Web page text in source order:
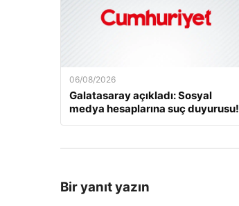
06/08/2026
Galatasaray açıkladı: Sosyal
medya hesaplarına suç duyurusu!
Bir yanıt yazın